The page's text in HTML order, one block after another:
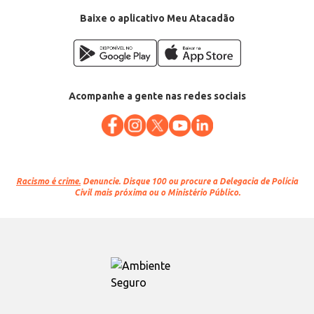
Baixe o aplicativo Meu Atacadão
Acompanhe a gente nas redes sociais
Racismo é crime. Denuncie. Disque 100 ou procure a Delegacia de Polícia
Civil mais próxima ou o Ministério Público.